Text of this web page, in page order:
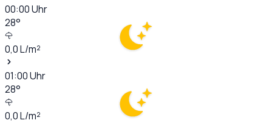
00:00Uhr
28°
0,0L/m²
01:00Uhr
28°
0,0L/m²